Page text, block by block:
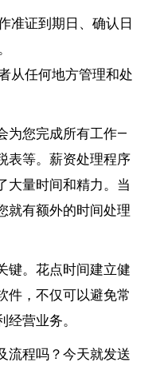
准证到期日、确认日
从任何地方管理和处
为您完成所有工作—
表等。薪资处理程序
大量时间和精力。当
就有额外的时间处理
键。花点时间建立健
件，不仅可以避免常
营业务。
流程吗？今天就发送